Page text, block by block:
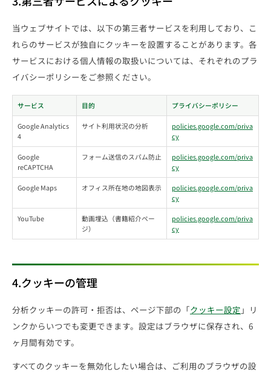
当ウェブサイトでは、以下の第三者サービスを利用しており、こ
れらのサービスが独自にクッキーを設置することがあります。各
サービスにおける個人情報の取扱いについては、それぞれのプラ
イバシーポリシーをご参照ください。
サービス 目的 プライバシーポリシー
Google Analytics
4
サイト利用状況の分析
policies.google.com/priva
cy
Google
reCAPTCHA
フォーム送信のスパム防止
policies.google.com/priva
cy
Google Maps オフィス所在地の地図表示
policies.google.com/priva
cy
YouTube
動画埋込（書籍紹介ペー
ジ）
policies.google.com/priva
cy
4.クッキーの管理
分析クッキーの許可・拒否は、ページ下部の「クッキー設定 」リ
ンクからいつでも変更できます。設定はブラウザに保存され、6
ヶ月間有効です。
すべてのクッキーを無効化したい場合は、ご利用のブラウザの設